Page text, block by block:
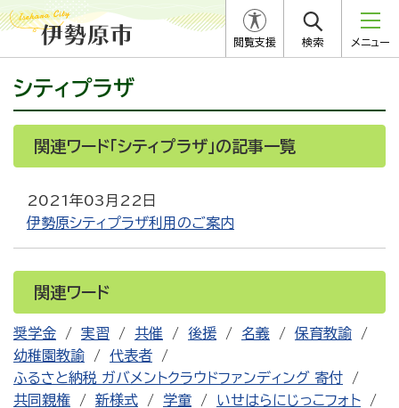
閲覧支援 検索 メニュー
シティプラザ
関連ワード「シティプラザ」の記事一覧
2021年03月22日
伊勢原シティプラザ利用のご案内
関連ワード
奨学金 実習 共催 後援 名義
保育教諭
幼稚園教諭
代表者
ふるさと納税 ガバメントクラウドファンディング 寄付
共同親権
新様式 学童
いせはらにじっこフォト